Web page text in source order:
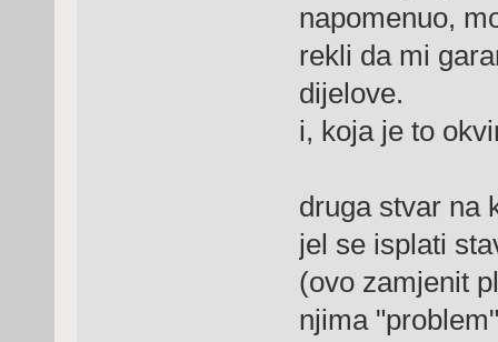
napomenuo,
rekli da mi
dijelove.
i, koja je to
druga stvar na
jel se isplati
(ovo zamjenit
njima